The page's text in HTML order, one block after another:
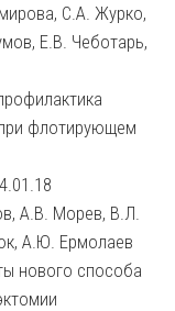
С.А. Журко,
Е.В. Чеботарь,
флотирующем
А.В. Морев, В.Л.
А.Ю. Ермолаев
нового способа